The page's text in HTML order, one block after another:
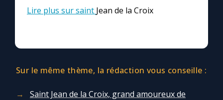
Lire plus sur saint Jean de la Croix
Sur le même thème, la rédaction vous conseille :
Saint Jean de la Croix, grand amoureux de